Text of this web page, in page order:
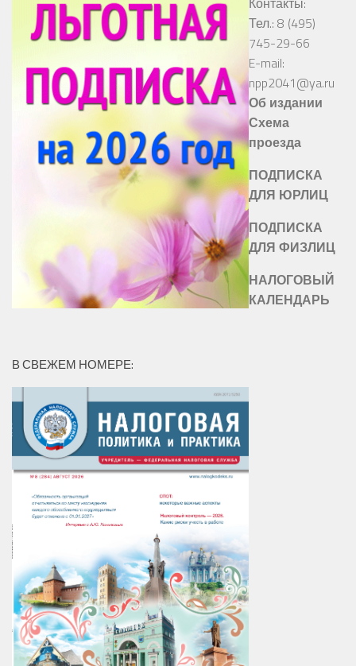
Тел.: 8 (495)
745-29-66
E-mail:
npp2041@ya.ru
Об издании
Схема
проезда
ПОДПИСКА
ДЛЯ ЮРЛИЦ
ПОДПИСКА
ДЛЯ ФИЗЛИЦ
НАЛОГОВЫЙ
КАЛЕНДАРЬ
В СВЕЖЕМ НОМЕРЕ: